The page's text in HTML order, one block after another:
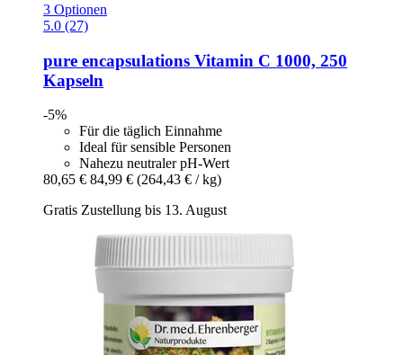
3 Optionen
5.0 (27)
pure encapsulations Vitamin C 1000, 250
Kapseln
-5%
Für die täglich Einnahme
Ideal für sensible Personen
Nahezu neutraler pH-Wert
80,65 € 84,99 € (264,43 € / kg)
Gratis Zustellung bis 13. August